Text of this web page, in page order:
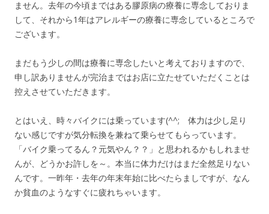
ません。去年の今頃まではある膠原病の療養に専念しておりま
して、それから1年はアレルギーの療養に専念しているところで
ございます。
まだもう少しの間は療養に専念したいと考えておりますので、
申し訳ありませんが完治まではお店に立たせていただくことは
控えさせていただきます。
とはいえ、時々バイクには乗っています(^^; 体力は少し足り
ない感じですが気分転換を兼ねて乗らせてもらっています。
「バイク乗ってるん？元気やん？？」と思われるかもしれませ
んが、どうかお許しを～。本当に体力だけはまだ全然足りない
んです。一昨年・去年の年末年始に比べたらましですが、なん
か貧血のようなすぐに疲れちゃいます。